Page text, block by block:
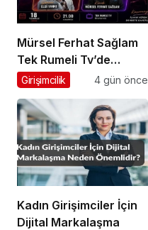
Mürsel Ferhat Sağlam
Tek Rumeli Tv’de
Marka Atölyesi
Oldu
Girişimcilik 4 gün önce
Kadın Girişimciler İçin
Dijital Markalaşma